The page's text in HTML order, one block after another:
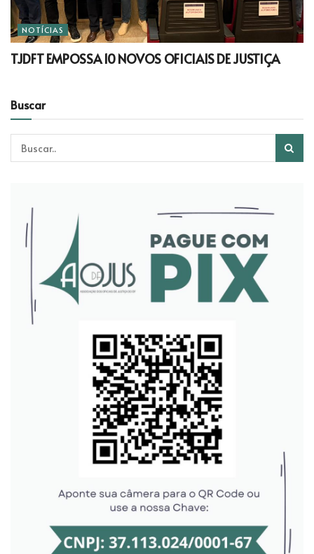
NOTÍCIAS
TJDFT EMPOSSA 10 NOVOS OFICIAIS DE JUSTIÇA
Buscar